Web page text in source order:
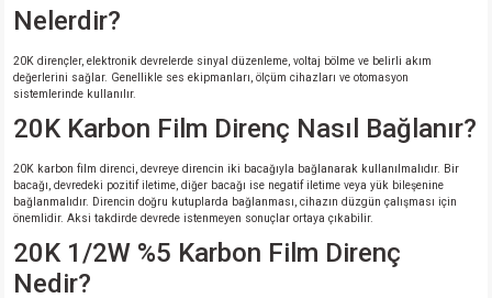
Nelerdir?
20K dirençler, elektronik devrelerde sinyal düzenleme, voltaj bölme ve belirli akım
değerlerini sağlar. Genellikle ses ekipmanları, ölçüm cihazları ve otomasyon
sistemlerinde kullanılır.
20K Karbon Film Direnç Nasıl Bağlanır?
20K karbon film direnci, devreye direncin iki bacağıyla bağlanarak kullanılmalıdır. Bir
bacağı, devredeki pozitif iletime, diğer bacağı ise negatif iletime veya yük bileşenine
bağlanmalıdır. Direncin doğru kutuplarda bağlanması, cihazın düzgün çalışması için
önemlidir. Aksi takdirde devrede istenmeyen sonuçlar ortaya çıkabilir.
20K 1/2W %5 Karbon Film Direnç
Nedir?